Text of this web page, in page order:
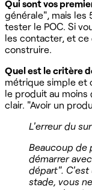
Qui sont vos
générale", mais les
tester le POC. Si
les contacter, et
construire.
Quel est le critère
métrique simple et
le produit au moins
clair. "Avoir un
L'erreur du
Beaucoup de
démarrer
départ". C'est
stade, vous